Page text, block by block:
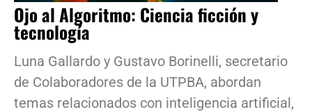
Ojo al Algoritmo: Ciencia ficción y
tecnología
Luna Gallardo y Gustavo Borinelli, secretario
de Colaboradores de la UTPBA, abordan
temas relacionados con inteligencia artificial,